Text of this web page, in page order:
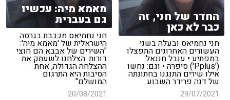
מאמא מיה: עכשיו
גם בעברית
חני נחמיאס מככבת בגרסה
הישראלית של 'מאמא מיה':
"השירים של אבבא הם חוצי
דורות. הצלחנו לשעתק את
ההצלחה הגדולה, אחת
הסיבות היא התרגום
המושלם"
20/08/2021
החדר של חני, זה
כבר לא כאן
חני נחמיאס ובעלה בשני
העשורים האחרונים התפצלו
במפתיע • ענבל חננאל
('Pplus') סיפרה • וגם: נחשו
אילו שירים התנגנו בחתונתה
של דנה פרידר השבוע
29/07/2021